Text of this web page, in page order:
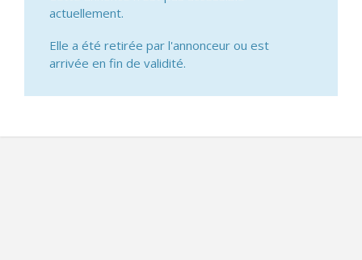
actuellement.
Elle a été retirée par l'annonceur ou est
arrivée en fin de validité.